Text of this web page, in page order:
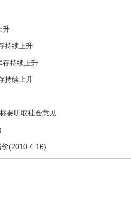
升
持续上升
存持续上升
持续上升
要听取社会意见
(2010.4.16)